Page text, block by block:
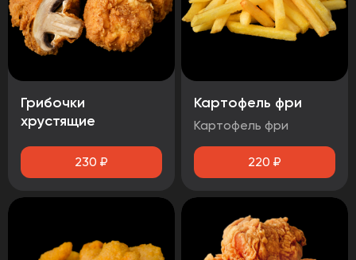
Грибочки
хрустящие
230 ₽
Картофель фри
Картофель фри
220 ₽